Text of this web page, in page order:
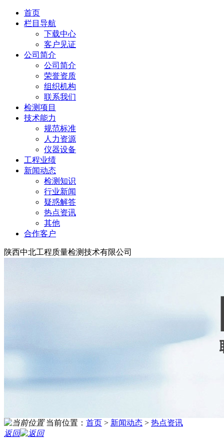
首页
栏目导航
下载中心
客户见证
公司简介
公司简介
荣誉资质
组织机构
联系我们
检测项目
技术能力
规范标准
人力资源
仪器设备
工程业绩
新闻动态
检测知识
行业新闻
疑惑解答
热点资讯
其他
合作客户
陕西中北工程质量检测技术有限公司
当前位置： 首页 > 新闻动态 > 热点资讯
返回